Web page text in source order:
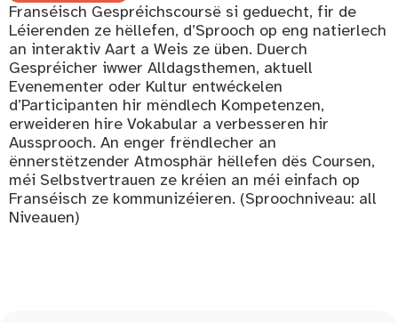
Franséisch Gespréichscoursë si geduecht, fir de
Léierenden ze hëllefen, d’Sprooch op eng natierlech
an interaktiv Aart a Weis ze üben. Duerch
Gespréicher iwwer Alldagsthemen, aktuell
Evenementer oder Kultur entwéckelen
d’Participanten hir mëndlech Kompetenzen,
erweideren hire Vokabular a verbesseren hir
Aussprooch. An enger frëndlecher an
ënnerstëtzender Atmosphär hëllefen dës Coursen,
méi Selbstvertrauen ze kréien an méi einfach op
Franséisch ze kommunizéieren. (Sproochniveau: all
Niveauen)